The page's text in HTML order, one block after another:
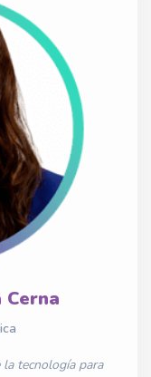
tecnología para